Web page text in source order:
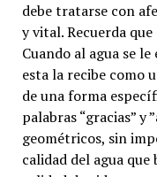
debe tratarse con
y vital. Recuerda
Cuando al agua se
esta la recibe como
de una forma
palabras “gracias”
geométricos, sin
calidad del agua